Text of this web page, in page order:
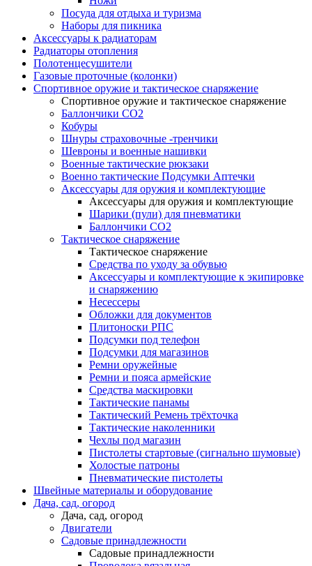
Посуда для отдыха и туризма
Наборы для пикника
Аксессуары к радиаторам
Радиаторы отопления
Полотенцесушители
Газовые проточные (колонки)
Спортивное оружие и тактическое снаряжение
Спортивное оружие и тактическое снаряжение
Баллончики CO2
Кобуры
Шнуры страховочные -тренчики
Шевроны и военные нашивки
Военные тактические рюкзаки
Военно тактические Подсумки Аптечки
Аксессуары для оружия и комплектующие
Аксессуары для оружия и комплектующие
Шарики (пули) для пневматики
Баллончики CO2
Тактическое снаряжение
Тактическое снаряжение
Средства по уходу за обувью
Аксессуары и комплектующие к экипировке
и снаряжению
Несессеры
Обложки для документов
Плитоноски РПС
Подсумки под телефон
Подсумки для магазинов
Ремни оружейные
Ремни и пояса армейские
Средства маскировки
Тактические панамы
Тактический Ремень трёхточка
Тактические наколенники
Чехлы под магазин
Пистолеты стартовые (сигнально шумовые)
Холостые патроны
Пневматические пистолеты
Швейные материалы и оборудование
Дача, сад, огород
Дача, сад, огород
Двигатели
Садовые принадлежности
Садовые принадлежности